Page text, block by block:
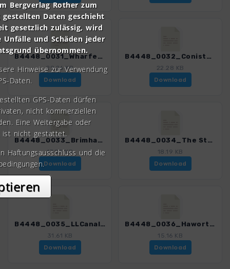
B4448_0031_Wharfe- und Littondale_4448_1.gpx
29.26 KB
Download
B4448_0032_Conistone_Grassington_4448_1.gpx
22.28 KB
Download
B4448_0033_BrimhamRocks_4448_1.gpx
17.03 KB
Download
B4448_0034_The Strid_4448_1.gpx
18.19 KB
Download
B4448_0035_LLCanal_Gargrave_4448_1.gpx
31.61 KB
Download
B4448_0036_Haworth_4448_1.gpx
15.16 KB
Download
Bergverlag Rother zum
Daten geschieht
gesetzlich zulässig, wird
und Schäden jeder
übernommen.
Hinweise zur Verwendung
Daten.
GPS-Daten dürfen
nicht kommerziellen
Eine Weitergabe oder
ist nicht gestattet.
Haftungsausschluss und die